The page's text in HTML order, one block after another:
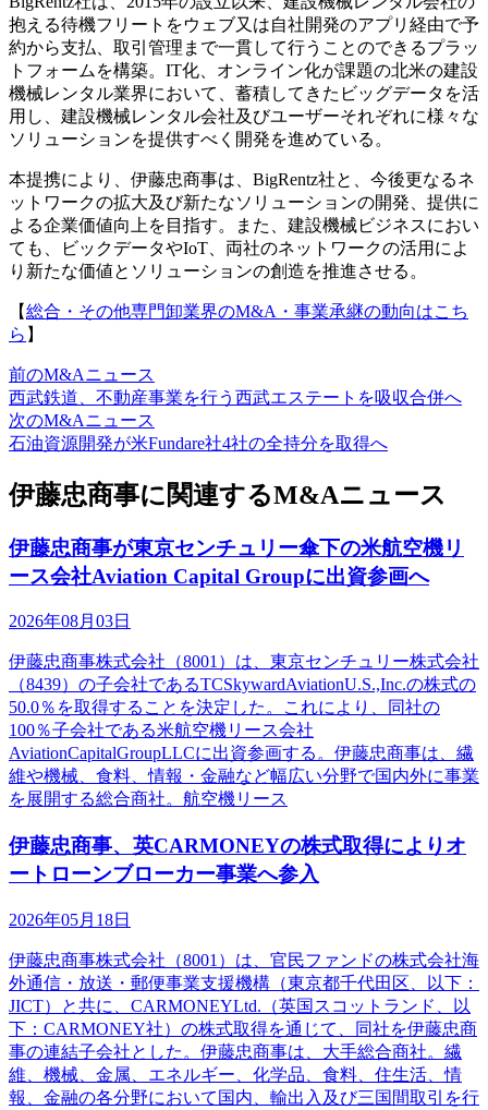
抱える待機フリートをウェブ又は自社開発のアプリ経由で予
約から支払、取引管理まで一貫して行うことのできるプラッ
トフォームを構築。IT化、オンライン化が課題の北米の建設
機械レンタル業界において、蓄積してきたビッグデータを活
用し、建設機械レンタル会社及びユーザーそれぞれに様々な
ソリューションを提供すべく開発を進めている。
本提携により、伊藤忠商事は、BigRentz社と、今後更なるネ
ットワークの拡大及び新たなソリューションの開発、提供に
よる企業価値向上を目指す。また、建設機械ビジネスにおい
ても、ビックデータやIoT、両社のネットワークの活用によ
り新たな価値とソリューションの創造を推進させる。
【総合・その他専門卸業界のM&A・事業承継の動向はこち
ら 】
前のM&Aニュース
西武鉄道、不動産事業を行う西武エステートを吸収合併へ
次のM&Aニュース
石油資源開発が米Fundare社4社の全持分を取得へ
伊藤忠商事に関連するM&Aニュース
伊藤忠商事が東京センチュリー傘下の米航空機リ
ース会社Aviation Capital Groupに出資参画へ
2026年08月03日
伊藤忠商事株式会社（8001）は、東京センチュリー株式会社
（8439）の子会社であるTCSkywardAviationU.S.,Inc.の株式の
50.0％を取得することを決定した。これにより、同社の
100％子会社である米航空機リース会社
AviationCapitalGroupLLCに出資参画する。伊藤忠商事は、繊
維や機械、食料、情報・金融など幅広い分野で国内外に事業
を展開する総合商社。航空機リース
伊藤忠商事、英CARMONEYの株式取得によりオ
ートローンブローカー事業へ参入
2026年05月18日
伊藤忠商事株式会社（8001）は、官民ファンドの株式会社海
外通信・放送・郵便事業支援機構（東京都千代田区、以下：
JICT）と共に、CARMONEYLtd.（英国スコットランド、以
下：CARMONEY社）の株式取得を通じて、同社を伊藤忠商
事の連結子会社とした。伊藤忠商事は、大手総合商社。繊
維、機械、金属、エネルギー、化学品、食料、住生活、情
報、金融の各分野において国内、輸出入及び三国間取引を行